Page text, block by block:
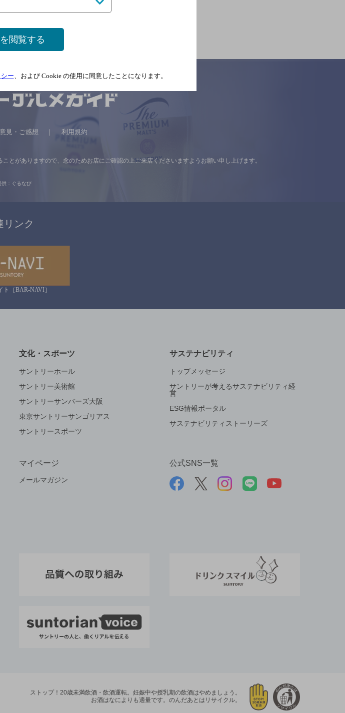
見・ご感想 利用規約
とがありますので、 念のためお店にご確認の上ご来店くださいますようお願い申し上げます。
供：ぐるなび
リンク
ト［BAR-NAVI］
文化・スポーツ
サントリーホール
サントリー美術館
サントリーサンバーズ大阪
東京サントリーサンゴリアス
サントリースポーツ
サステナビリティ
トップメッセージ
サントリーが考えるサステナビリティ経
営
ESG情報ポータル
サステナビリティストーリーズ
マイページ
メールマガジン
公式SNS一覧
ストップ！20歳未満飲酒・飲酒運転。 妊娠中や授乳期の飲酒はやめましょう。
お酒はなによりも適量です。 のんだあとはリサイクル。
閲覧する
ー 、および Cookie の使用に同意したことになります。